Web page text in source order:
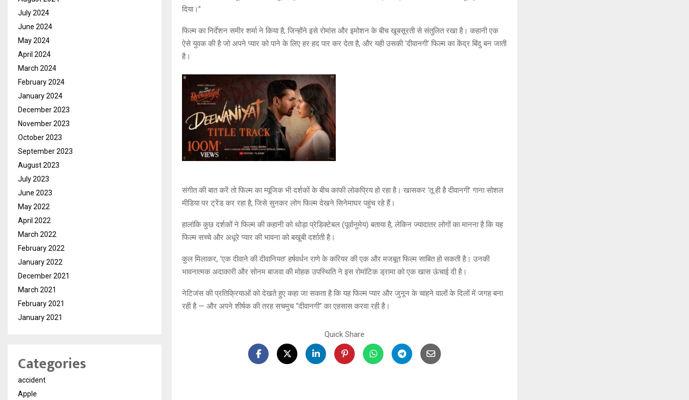
दिया।”
फिल्म का निर्देशन समीर शर्मा ने किया है, जिन्होंने इसे रोमांस और इमोशन के बीच खूबसूरती से संतुलित रखा है। कहानी एक
ऐसे युवक की है जो अपने प्यार को पाने के लिए हर हद पार कर देता है, और यही उसकी ‘दीवानगी’ फिल्म का केंद्र बिंदु बन जाती
है।
संगीत की बात करें तो फिल्म का म्यूजिक भी दर्शकों के बीच काफी लोकप्रिय हो रहा है। खासकर ‘तू ही है दीवानगी’ गाना सोशल
मीडिया पर ट्रेंड कर रहा है, जिसे सुनकर लोग फिल्म देखने सिनेमाघर पहुंच रहे हैं।
हालांकि कुछ दर्शकों ने फिल्म की कहानी को थोड़ा प्रेडिक्टेबल (पूर्वानुमेय) बताया है, लेकिन ज्यादातर लोगों का मानना है कि यह
फिल्म सच्चे और अधूरे प्यार की भावना को बखूबी दर्शाती है।
कुल मिलाकर, ‘एक दीवाने की दीवानियत’ हर्षवर्धन राणे के करियर की एक और मजबूत फिल्म साबित हो सकती है। उनकी
भावनात्मक अदाकारी और सोनम बाजवा की मोहक उपस्थिति ने इस रोमांटिक ड्रामा को एक खास ऊंचाई दी है।
नेटिजंस की प्रतिक्रियाओं को देखते हुए कहा जा सकता है कि यह फिल्म प्यार और जुनून के चाहने वालों के दिलों में जगह बना
रही है — और अपने शीर्षक की तरह सचमुच “दीवानगी” का एहसास करवा रही है।
Quick Share
July 2024
June 2024
May 2024
April 2024
March 2024
February 2024
January 2024
December 2023
November 2023
October 2023
September 2023
August 2023
July 2023
June 2023
May 2022
April 2022
March 2022
February 2022
January 2022
December 2021
March 2021
February 2021
January 2021
Categories
accident
Apple